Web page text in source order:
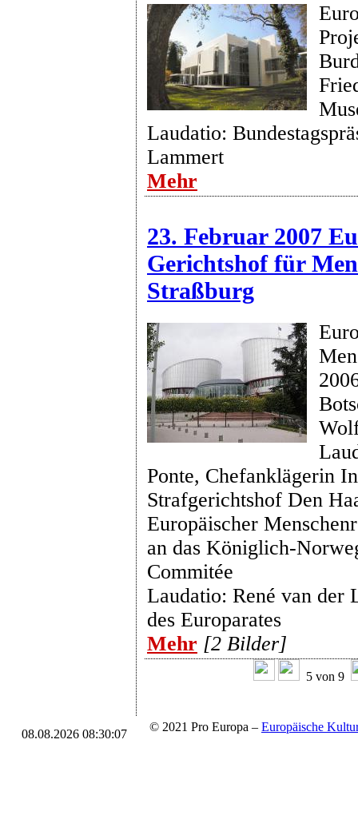
Laudatio:
Lammert
Mehr
23. Februar 2007
Gerichtshof für
Straßburg
Ponte, Chefanklägerin
Strafgerichtshof Den
Europäischer
an das Königlich-
Commitée
Laudatio: René van der
des Europarates
Mehr [2 Bilder]
5 von 9
08.08.2026 08:30:07
© 2021 Pro Europa – Europäische